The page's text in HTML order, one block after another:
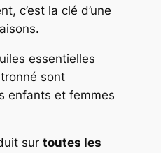
c’est la clé d’une
essentielles
sont
enfants et femmes
sur toutes les